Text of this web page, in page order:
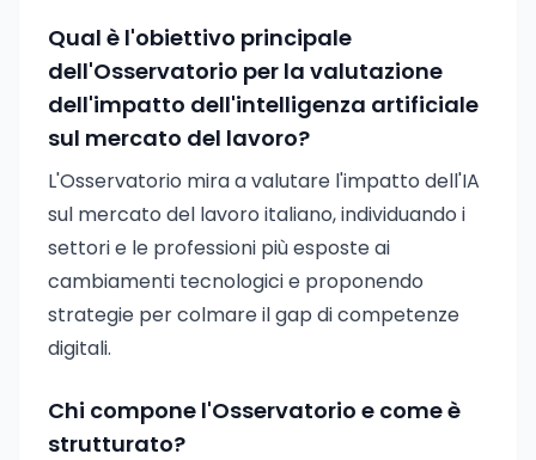
Qual è l'obiettivo principale
dell'Osservatorio per la valutazione
dell'impatto dell'intelligenza artificiale
sul mercato del lavoro?
L'Osservatorio mira a valutare l'impatto dell'IA
sul mercato del lavoro italiano, individuando i
settori e le professioni più esposte ai
cambiamenti tecnologici e proponendo
strategie per colmare il gap di competenze
digitali.
Chi compone l'Osservatorio e come è
strutturato?